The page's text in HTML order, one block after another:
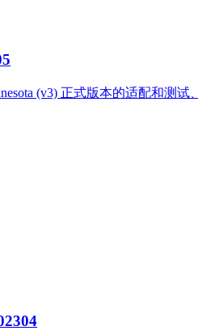
(v3) 正式版本的适配和测